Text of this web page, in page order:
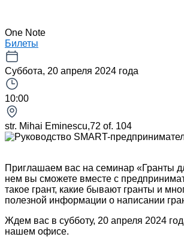
One Note
Билеты
Суббота, 20 апреля 2024 года
10:00
str. Mihai Eminescu,72 of. 104
Приглашаем вас на семинар «Гранты
нем вы сможете вместе с
такое грант, какие бывают гранты и
полезной информации о написании
Ждем вас в субботу, 20 апреля 2024
нашем офисе.